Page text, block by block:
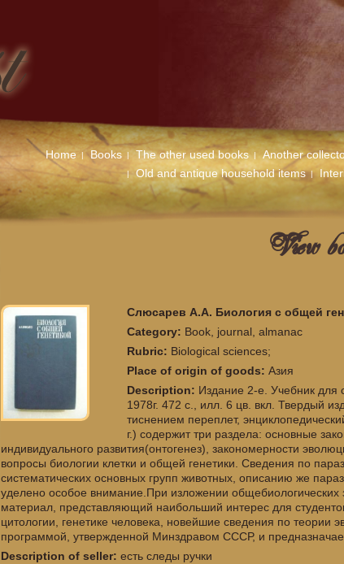
Home Books The other used books Another
Old and antique household items
View
Слюсарев А.А. Биология с общей
Category: Book, journal, almanac
Rubric: Biological sciences;
Place of origin of goods:Азия
Description: Издание 2-е. Учебник для
1978г. 472 с., илл. 6 цв. вкл. Твердый
тиснением переплет,
г.) содержит три раздела: основные
индивидуального развития(онтогенез), закономерности
вопросы биологии клетки и общей генетики. Сведения по
систематических основных групп животных, описанию же
уделено особое внимание.При изложении
материал, представляющий наибольший интерес для
цитологии, генетике человека, новейшие сведения по теории
программой, утвержденной Минздравом СССР, и
Description of seller:есть следы ручки